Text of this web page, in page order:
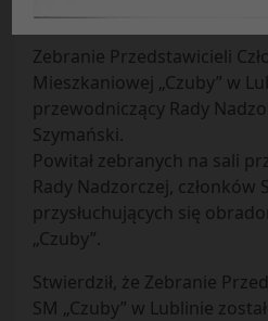
18.04.2009 r. było 78
Zebranie Przedstawicieli
Mieszkaniowej „Czuby” w
przewodniczący Rady
Szymański.
Powitał zebranych na sali
Rady Nadzorczej, członków
przysłuchujących się
„Czuby”.
Stwierdził, że Zebranie
SM „Czuby” w Lublinie